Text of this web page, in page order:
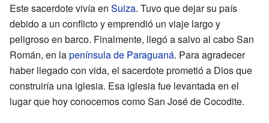
Este sacerdote vivía en Suiza. Tuvo que dejar su país
debido a un conflicto y emprendió un viaje largo y
peligroso en barco. Finalmente, llegó a salvo al cabo San
Román, en lapenínsula de Paraguaná. Para agradecer
haber llegado con vida, el sacerdote prometió a Dios que
construiría una iglesia. Esa iglesia fue levantada en el
lugar que hoy conocemos como San José de Cocodite.